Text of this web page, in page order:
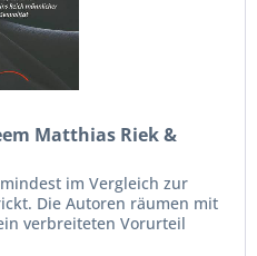
Matthias Riek &
im Vergleich zur
Die Autoren räumen mit
verbreiteten Vorurteil